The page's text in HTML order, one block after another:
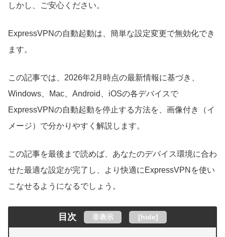
しかし、ご安心ください。
ExpressVPNの自動起動は、簡単な設定変更で無効化でき
ます。
この記事では、2026年2月時点の最新情報に基づき、
Windows、Mac、Android、iOSの各デバイスで
ExpressVPNの自動起動を停止する方法を、画像付き（イ
メージ）で分かりやすく解説します。
この記事を最後まで読めば、あなたのデバイス環境に合わ
せた最適な設定が完了し、より快適にExpressVPNを使い
こなせるようになるでしょう。
目次 非表示 [hide]